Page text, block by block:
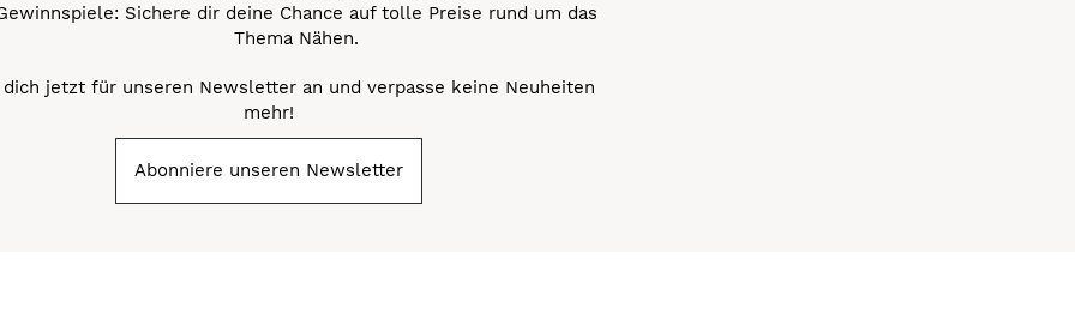
Sichere dir deine Chance auf tolle Preise rund um das
Thema Nähen.
dich jetzt für unseren Newsletter an und verpasse keine Neuheiten
mehr!
Abonniere unseren Newsletter